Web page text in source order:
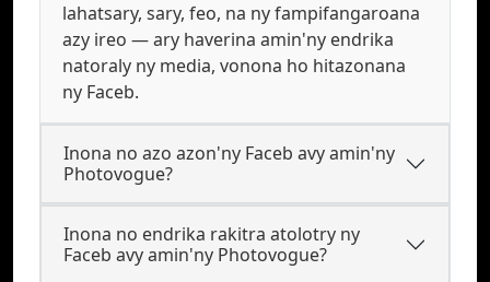
lahatsary, sary, feo, na ny fampifangaroana
azy ireo — ary haverina amin'ny endrika
natoraly ny media, vonona ho hitazonana
ny Faceb.
Inona no azo azon'ny Faceb avy amin'ny
Photovogue?
Inona no endrika rakitra atolotry ny
Faceb avy amin'ny Photovogue?